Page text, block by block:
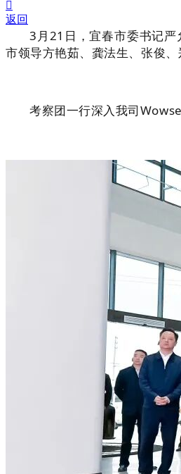

返回
3月21日，宜春市委书记
市领导方艳茹、龚法生、张俊
考察团一行深入我司